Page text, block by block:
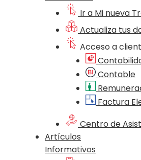
Ir a Mi nueva
Actualiza tus
Acceso a
Contable
Factura
Centro de
Artículos
Informativos